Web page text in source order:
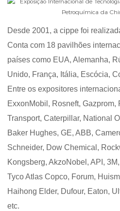
Desde 2001, a cippe foi
Conta com 18 pavilhões
países como EUA, Alemanha,
Unido, França, Itália, Escócia,
Entre os expositores
ExxonMobil, Rosneft,
Transport, Caterpillar, National
Baker Hughes, GE, ABB,
Schneider, Dow Chemical,
Kongsberg, AkzoNobel, API,
Tyco Atlas Copco, Forum,
Haihong Elder, Dufour, Eaton,
etc.